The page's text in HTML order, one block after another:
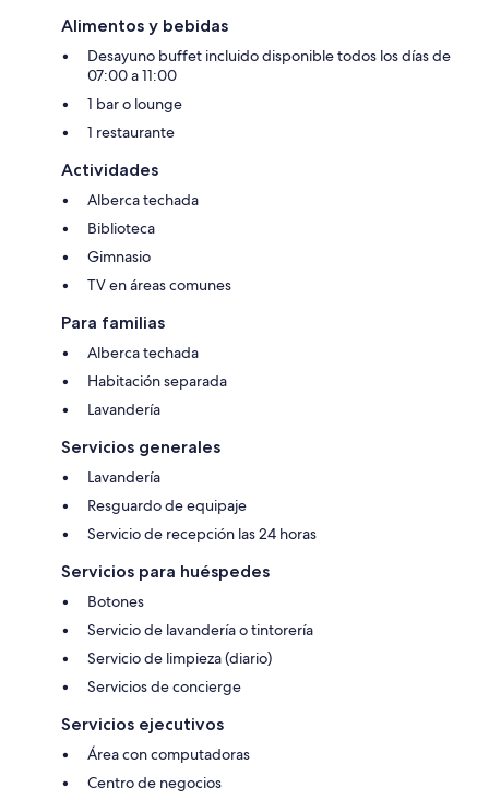
Alimentos y bebidas
Desayuno buffet incluido disponible todos los días de
07:00 a 11:00
1 bar o lounge
1 restaurante
Actividades
Alberca techada
Biblioteca
Gimnasio
TV en áreas comunes
Para familias
Alberca techada
Habitación separada
Lavandería
Servicios generales
Lavandería
Resguardo de equipaje
Servicio de recepción las 24 horas
Servicios para huéspedes
Botones
Servicio de lavandería o tintorería
Servicio de limpieza (diario)
Servicios de concierge
Servicios ejecutivos
Área con computadoras
Centro de negocios